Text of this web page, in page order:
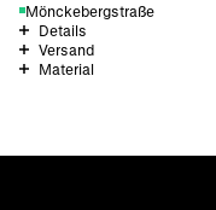
Mönckebergstraße
Details
Versand
Material